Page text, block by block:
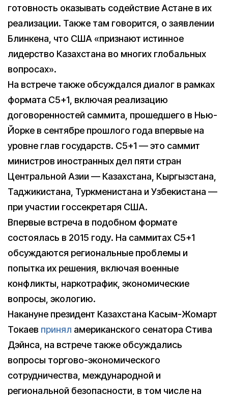
готовность оказывать содействие Астане в их
реализации. Также там говорится, о заявлении
Блинкена, что США «признают истинное
лидерство Казахстана во многих глобальных
вопросах».
На встрече также обсуждался диалог в рамках
формата C5+1, включая реализацию
договоренностей саммита, прошедшего в Нью-
Йорке в сентябре прошлого года впервые на
уровне глав государств. С5+1 — это саммит
министров иностранных дел пяти стран
Центральной Азии — Казахстана, Кыргызстана,
Таджикистана, Туркменистана и Узбекистана —
при участии госсекретаря США.
Впервые встреча в подобном формате
состоялась в 2015 году. На саммитах С5+1
обсуждаются региональные проблемы и
попытка их решения, включая военные
конфликты, наркотрафик, экономические
вопросы, экологию.
Накануне президент Казахстана Касым-Жомарт
Токаев принял американского сенатора Стива
Дэйнса, на встрече также обсуждались
вопросы торгово-экономического
сотрудничества, международной и
региональной безопасности, в том числе на